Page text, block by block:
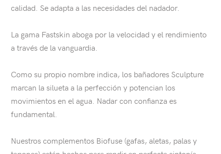
calidad. Se adapta a las necesidades del nadador.
La gama Fastskin aboga por la velocidad y el rendimiento
a través de la vanguardia.
Como su propio nombre indica, los bañadores Sculpture
marcan la silueta a la perfección y potencian los
movimientos en el agua. Nadar con confianza es
fundamental.
Nuestros complementos Biofuse (gafas, aletas, palas y